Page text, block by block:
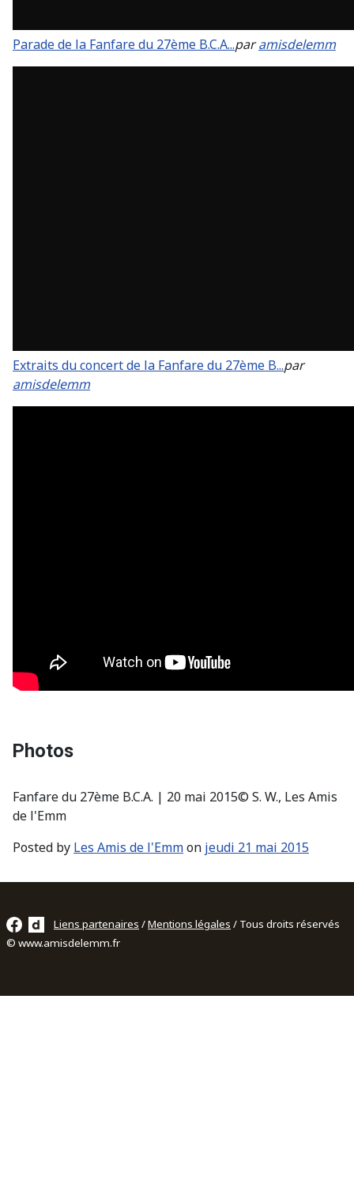
Parade de la Fanfare du 27ème B.C.A...paramisdelemm
Extraits du concert de la Fanfare du 27ème B...par
amisdelemm
Photos
Fanfare du 27ème B.C.A. | 20 mai 2015© S. W., Les Amis
de l'Emm
Posted by Les Amis de l'Emmon jeudi 21 mai 2015
Liens partenaires /Mentions légales / Tous droits réservés
© www.amisdelemm.fr